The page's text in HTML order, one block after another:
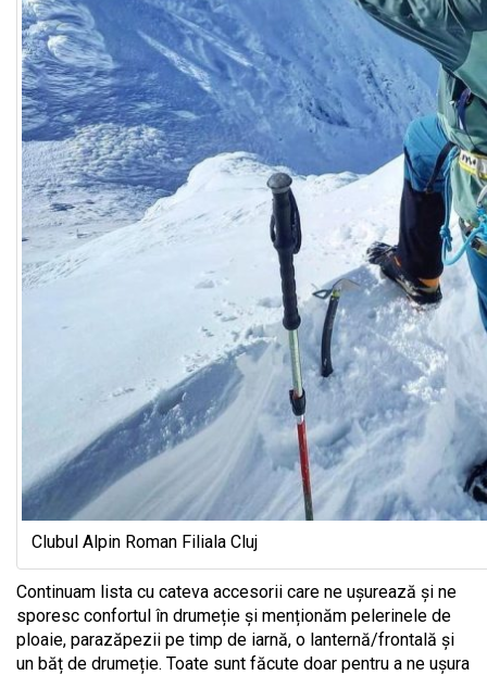
Clubul Alpin Roman Filiala Cluj
Continuam lista cu cateva accesorii care ne ușurează și ne
sporesc confortul în drumeție și menționăm pelerinele de
ploaie, parazăpezii pe timp de iarnă, o lanternă/frontală și
un băț de drumeție. Toate sunt făcute doar pentru a ne ușura